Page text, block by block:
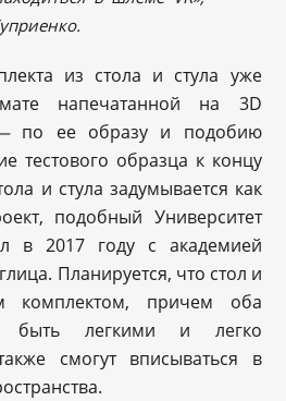
из стола и стула уже
напечатанной на 3D
по ее образу и подобию
тестового образца к концу
и стула задумывается как
подобный Университет
в 2017 году с академией
Планируется, что стол и
комплектом, причем оба
быть легкими и легко
смогут вписываться в